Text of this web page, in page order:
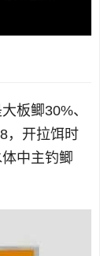
板鲫30%、
，开拉饵时
中主钓鲫